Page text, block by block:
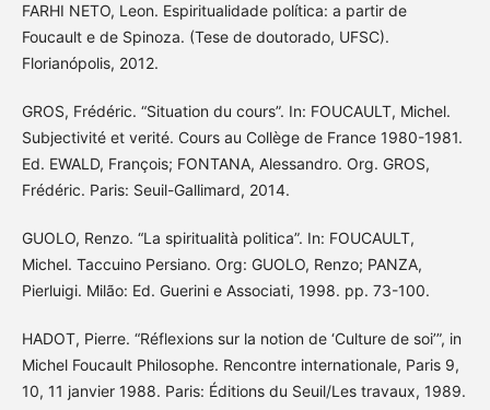
FARHI NETO, Leon. Espiritualidade política: a partir de
Foucault e de Spinoza. (Tese de doutorado, UFSC).
Florianópolis, 2012.
GROS, Frédéric. “Situation du cours”. In: FOUCAULT, Michel.
Subjectivité et verité. Cours au Collège de France 1980-1981.
Ed. EWALD, François; FONTANA, Alessandro. Org. GROS,
Frédéric. Paris: Seuil-Gallimard, 2014.
GUOLO, Renzo. “La spiritualità politica”. In: FOUCAULT,
Michel. Taccuino Persiano. Org: GUOLO, Renzo; PANZA,
Pierluigi. Milão: Ed. Guerini e Associati, 1998. pp. 73-100.
HADOT, Pierre. “Réflexions sur la notion de ‘Culture de soi’”, in
Michel Foucault Philosophe. Rencontre internationale, Paris 9,
10, 11 janvier 1988. Paris: Éditions du Seuil/Les travaux, 1989.